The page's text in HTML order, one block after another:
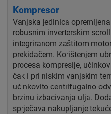
Kompresor
Vanjska jedinica
robusnim inverterskim
integriranom zaštitom
prekidačem. Korištenjem
procesa kompresije,
čak i pri niskim vanjskim
učinkovito centrifugalno
brzinu izbacivanja ulja.
sprječava nakupljanje